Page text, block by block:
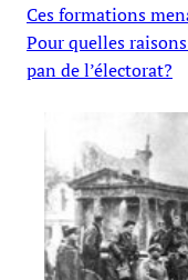
Ces formations
Pour quelles
pan de l’électorat?